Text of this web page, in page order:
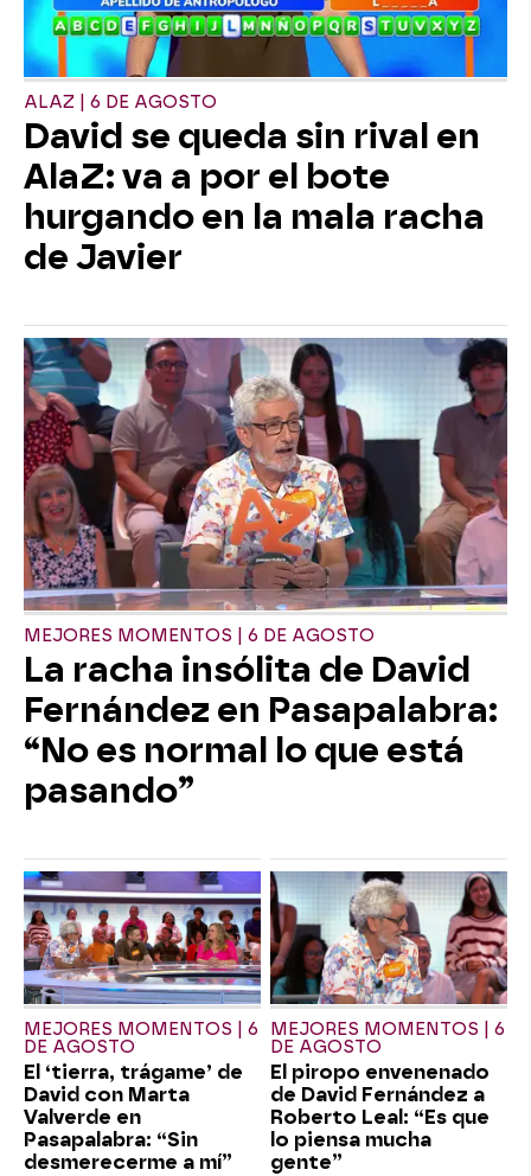
ALAZ | 6 DE AGOSTO
David se queda sin rival en
AlaZ: va a por el bote
hurgando en la mala racha
de Javier
MEJORES MOMENTOS | 6 DE AGOSTO
La racha insólita de David
Fernández en Pasapalabra:
“No es normal lo que está
pasando”
MEJORES MOMENTOS | 6
DE AGOSTO
El ‘tierra, trágame’ de
David con Marta
Valverde en
Pasapalabra: “Sin
desmerecerme a mí”
MEJORES MOMENTOS | 6
DE AGOSTO
El piropo envenenado
de David Fernández a
Roberto Leal: “Es que
lo piensa mucha
gente”